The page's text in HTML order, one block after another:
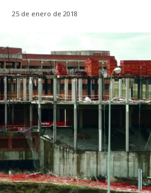
25 de enero de 2018